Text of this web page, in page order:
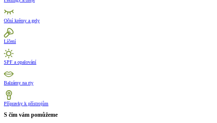
Oční krémy a gely
Líčení
SPF a opalování
Balzámy na rty
Přípravky k přístrojům
S čím vám pomůžeme